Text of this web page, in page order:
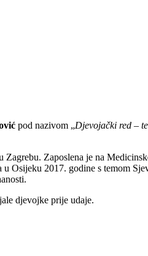
pod nazivom „Djevojački red –
Zaposlena je na
2017. godine s temom
djevojke prije udaje.